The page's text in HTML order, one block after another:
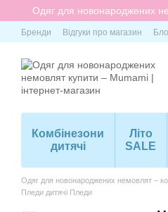
Перейти до основного контенту
Одяг для новонароджених
Бренди Відгуки про магазин
Комбінезони
дитячі
Літо
SALE
Одяг для новонароджених немовлят –
Пледи дитячі Пледи